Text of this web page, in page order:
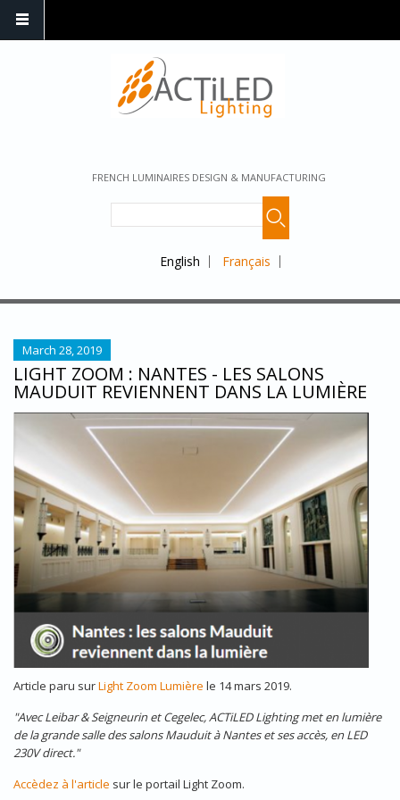
FRENCH LUMINAIRES DESIGN & MANUFACTURING
English Français
March 28, 2019
LIGHT ZOOM : NANTES - LES SALONS
MAUDUIT REVIENNENT DANS LA LUMIÈRE
ARTICLE_LIGHTZOOM_SALONS-MAUDUIT.PNG
Article paru surLight Zoom Lumière le 14 mars 2019.
"Avec Leibar & Seigneurin et Cegelec, ACTiLED Lighting met en lumière
de la grande salle des salons Mauduit à Nantes et ses accès, en LED
230V direct."
Accèdez à l'article sur le portail Light Zoom.